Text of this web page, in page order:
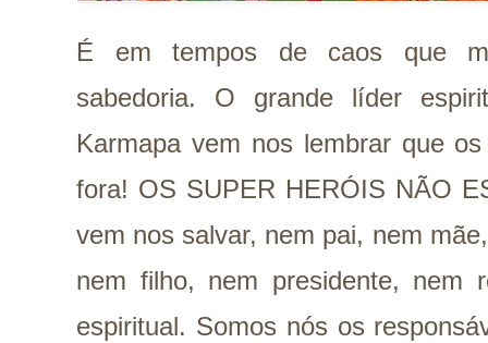
É em tempos de caos que
sabedoria. O grande líder
Karmapa vem nos lembrar que
fora! OS SUPER HERÓIS NÃO
vem nos salvar, nem pai, nem
nem filho, nem presidente, nem
espiritual. Somos nós os